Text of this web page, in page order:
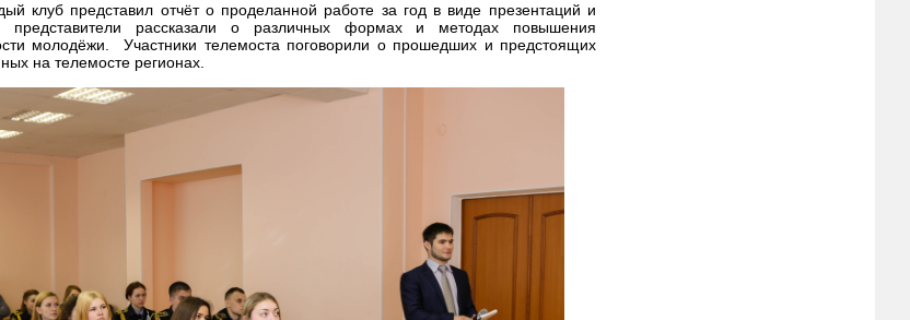
клуб представил отчёт о проделанной работе за год в виде презентаций и
рассказали о различных формах и методах повышения
молодёжи. Участники телемоста поговорили о прошедших и предстоящих
на телемосте регионах.